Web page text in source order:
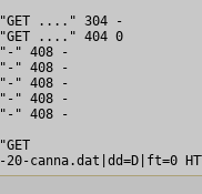
"GET ...." 304 -
"GET ...." 404 0
"-" 408 -
"-" 408 -
"-" 408 -
"-" 408 -
"-" 408 -